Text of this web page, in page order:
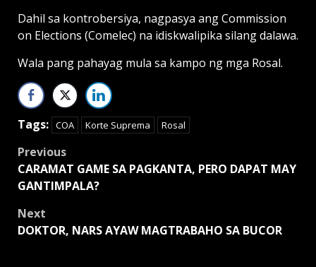
Dahil sa kontrobersiya, nagpasya ang Commission
on Elections (Comelec) na idiskwalipika silang dalawa.
Wala pang pahayag mula sa kampo ng mga Rosal.
Tags: COA Korte Suprema Rosal
Post
navigation
Previous
CARAMAT GAME SA PAGKANTA, PERO DAPAT MAY
GANTIMPALA?
Next
DOKTOR, NARS AYAW MAGTRABAHO SA BUCOR